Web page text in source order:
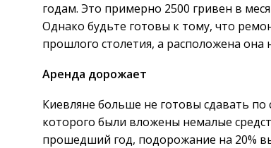
годам. Это примерно 2500 гривен в
Однако будьте готовы к тому, что
прошлого столетия, а расположена
Аренда дорожает
Киевляне больше не готовы сдавать
которого были вложены немалые
прошедший год, подорожание на 20%